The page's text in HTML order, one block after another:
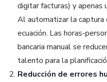
digitar facturas) y apenas
Al automatizar la
ecuación. Las horas-
bancaria manual se
talento para la
Reducción de errores